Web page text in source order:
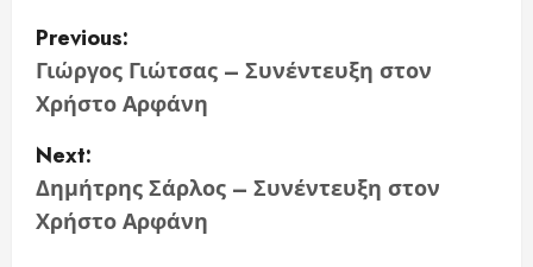
P
o
s
t
n
Previous:
Γιώργος Γιώτσας – Συνέντευξη στον
Χρήστο Αρφάνη
Next:
Δημήτρης Σάρλος – Συνέντευξη στον
Χρήστο Αρφάνη